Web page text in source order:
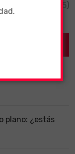
(55)
de una
plano: ¿estás